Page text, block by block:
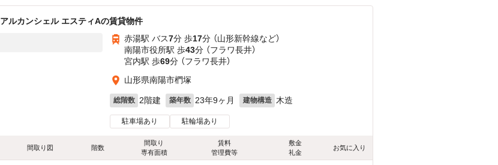
アルカンシェル エスティAの賃貸物件
赤湯駅 バス7分 歩17分 （山形新幹線など）
南陽市役所駅 歩43分 （フラワ長井）
宮内駅 歩69分 （フラワ長井）
山形県南陽市椚塚
総階数 2階建 築年数 23年9ヶ月 建物構造 木造
駐車場あり 駐輪場あり
間取り図 階数
間取り
専有面積
賃料
管理費等
敷金
礼金
お気に入り